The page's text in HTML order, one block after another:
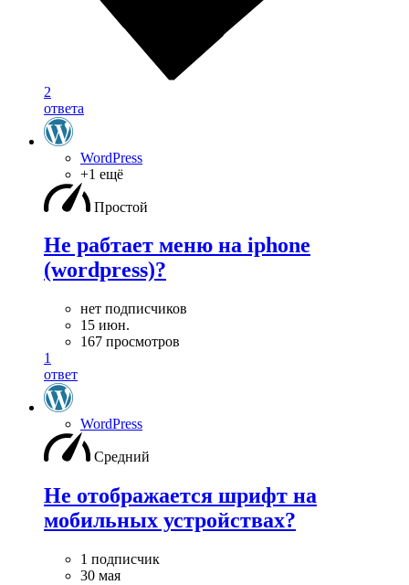
2
ответа
WordPress
+1 ещё
Простой
Не рабтает меню на iphone
(wordpress)?
нет подписчиков
15 июн.
167 просмотров
1
ответ
WordPress
Средний
Не отображается шрифт на
мобильных устройствах?
1 подписчик
30 мая